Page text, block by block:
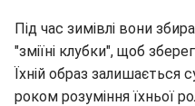
Під час зимівлі вони
"зміїні клубки", щоб
Їхній образ
роком розуміння їхньої